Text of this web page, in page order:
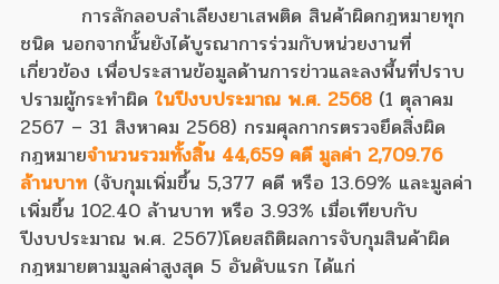
การลักลอบลำเลียงยาเสพติด สินค้าผิดกฎหมายทุก
ชนิด นอกจากนั้นยังได้บูรณาการร่วมกับหน่วยงานที่
เกี่ยวข้อง เพื่อประสานข้อมูลด้านการข่าวและลงพื้นที่ปราบ
ปรามผู้กระทำผิด ในปีงบประมาณ พ.ศ. 2568 (1 ตุลาคม
2567 – 31 สิงหาคม 2568) กรมศุลกากรตรวจยึดสิ่งผิด
กฎหมายจำนวนรวมทั้งสิ้น 44,659 คดี มูลค่า 2,709.76
ล้านบาท (จับกุมเพิ่มขึ้น 5,377 คดี หรือ 13.69% และมูลค่า
เพิ่มขึ้น 102.40 ล้านบาท หรือ 3.93% เมื่อเทียบกับ
ปีงบประมาณ พ.ศ. 2567)โดยสถิติผลการจับกุมสินค้าผิด
กฎหมายตามมูลค่าสูงสุด 5 อันดับแรก ได้แก่